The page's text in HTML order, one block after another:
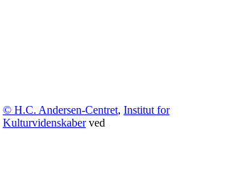
© H.C. Andersen-Centret, Institut for
Kulturvidenskaberved